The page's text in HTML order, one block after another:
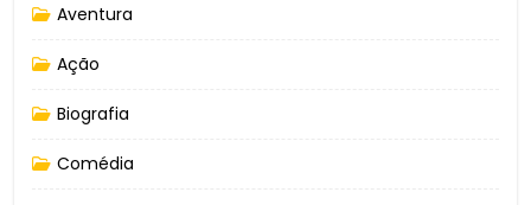
Aventura
Ação
Biografia
Comédia